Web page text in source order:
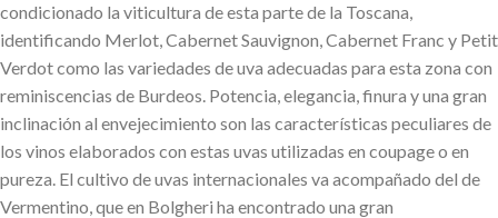
condicionado la viticultura de esta parte de la Toscana,
identificando Merlot, Cabernet Sauvignon, Cabernet Franc y Petit
Verdot como las variedades de uva adecuadas para esta zona con
reminiscencias de Burdeos. Potencia, elegancia, finura y una gran
inclinación al envejecimiento son las características peculiares de
los vinos elaborados con estas uvas utilizadas en coupage o en
pureza. El cultivo de uvas internacionales va acompañado del de
Vermentino, que en Bolgheri ha encontrado una gran